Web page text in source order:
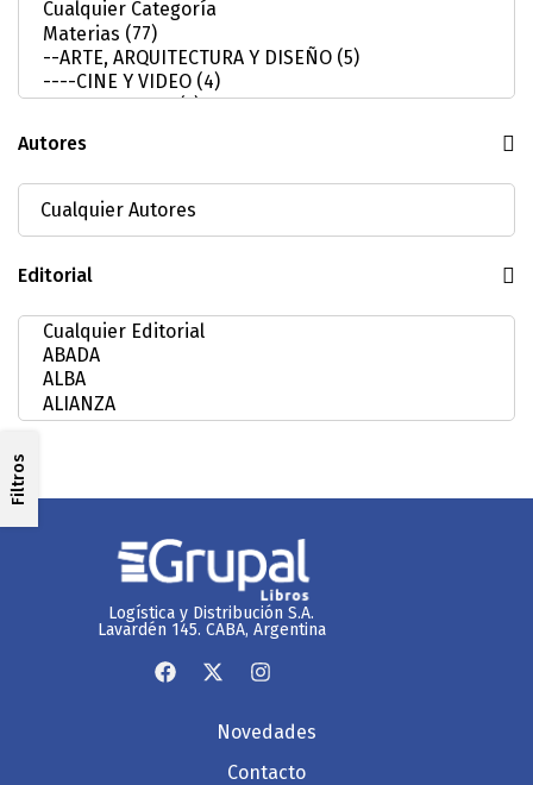
Autores
Editorial
Filtros
Logística y Distribución S.A.
Lavardén 145. CABA, Argentina
Novedades
Contacto